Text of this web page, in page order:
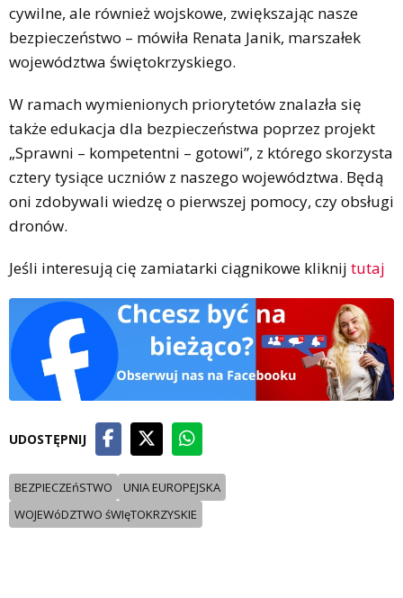
cywilne, ale również wojskowe, zwiększając nasze
bezpieczeństwo – mówiła Renata Janik, marszałek
województwa świętokrzyskiego.
W ramach wymienionych priorytetów znalazła się
także edukacja dla bezpieczeństwa poprzez projekt
„Sprawni – kompetentni – gotowi”, z którego skorzysta
cztery tysiące uczniów z naszego województwa. Będą
oni zdobywali wiedzę o pierwszej pomocy, czy obsługi
dronów.
Jeśli interesują cię zamiatarki ciągnikowe kliknij tutaj
UDOSTĘPNIJ
BEZPIECZEńSTWO
UNIA EUROPEJSKA
WOJEWóDZTWO śWIęTOKRZYSKIE